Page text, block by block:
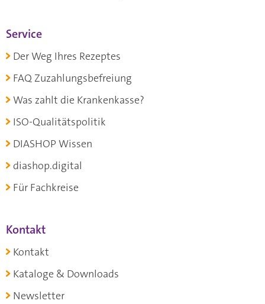
Service
Der Weg Ihres Rezeptes
FAQ Zuzahlungsbefreiung
Was zahlt die Krankenkasse?
ISO-Qualitätspolitik
DIASHOP Wissen
diashop.digital
Für Fachkreise
Kontakt
Kontakt
Kataloge & Downloads
Newsletter